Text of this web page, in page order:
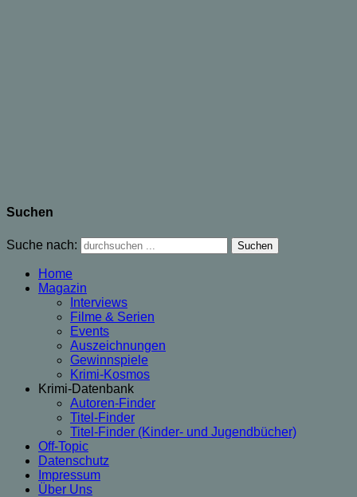
Suchen
Suche nach:
Home
Magazin
Interviews
Filme & Serien
Events
Auszeichnungen
Gewinnspiele
Krimi-Kosmos
Krimi-Datenbank
Autoren-Finder
Titel-Finder
Titel-Finder (Kinder- und Jugendbücher)
Off-Topic
Datenschutz
Impressum
Über Uns